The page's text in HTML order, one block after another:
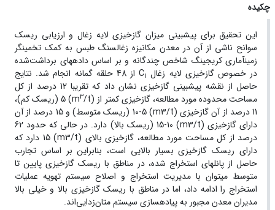
چکیده
این تحقیق برای پیش‎بینی میزان گازخیزی لایه زغال‏ و ارزیابی ریسک
سوانح ناشی از آن در معدن مکانیزه زغال‏سنگ طبس به کمک تخمینگر
زمین‎آماری کریجینگ شاخص چندگانه و بر اساس داده‏های برداشت‌شده
در خصوص گازخیزی لایه زغال C 1
از 48 حلقه گمانه انجام شد. نتایج
حاصل از نقشه پیش‎بینی گازخیزی نشان داد که تقریبا 12 درصد از کل
مساحت محدوده مورد مطالعه، گازخیزی کمتر از (m
3
/t) 5 (ریسک کم)،
11 درصد از آن گازخیزی (m3/t) 10-5 (ریسک متوسط) و 15 درصد از آن
دارای گازخیزی (m3/t) 15-10 (ریسک بالا) دارد. در حالی که حدود 62
درصد از کل مساحت مورد مطالعه، گازخیزی بالای (m3/t) 15 دارد که
دارای ریسک گازخیزی بسیار بالایی است، بنابراین بر اساس تجارب
حاصل از پانل‏های استخراج ‌شده، در مناطق با ریسک گازخیزی پایین تا
متوسط ‏می‏توان با مدیریت استخراج و اصلاح سیستم تهویه عملیات
استخراج را ادامه داد، اما در مناطق با ریسک گازخیزی بالا و خیلی بالا
مدیران معدن مجبور به پیاده‏سازی سیستم متان‌زدایی‌اند.